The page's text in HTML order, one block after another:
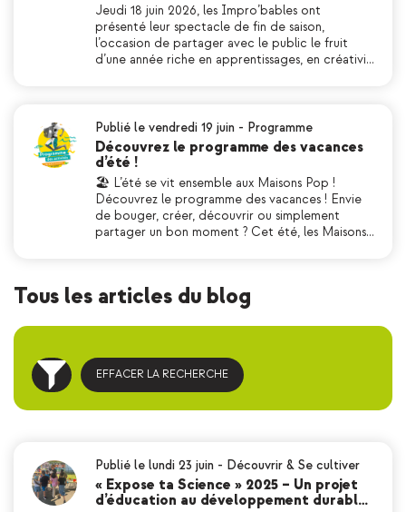
Jeudi 18 juin 2026, les Impro’bables ont
présenté leur spectacle de fin de saison,
l’occasion de partager avec le public le fruit
d’une année riche en apprentissages, en créativi…
Publié le vendredi 19 juin - Programme
Découvrez le programme des vacances
d’été !
🏖 L’été se vit ensemble aux Maisons Pop !
Découvrez le programme des vacances ! Envie
de bouger, créer, découvrir ou simplement
partager un bon moment ? Cet été, les Maisons…
Tous les articles du blog
EFFACER LA RECHERCHE
Publié le lundi 23 juin - Découvrir & Se cultiver
« Expose ta Science » 2025 – Un projet
d’éducation au développement durabl…